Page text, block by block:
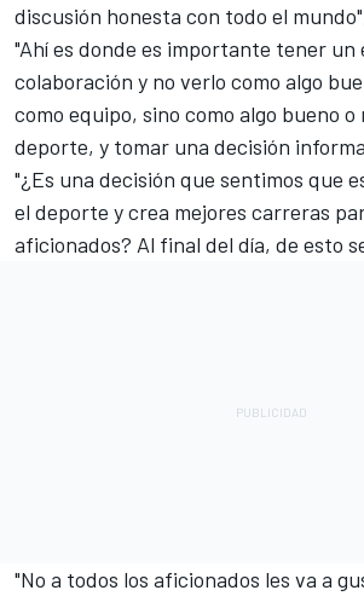
discusión honesta con todo el
"Ahí es donde es importante tener un
colaboración y no verlo como algo
como equipo, sino como algo bueno o
deporte, y tomar una decisión
"¿Es una decisión que sentimos que
el deporte y crea mejores carreras
aficionados? Al final del día, de esto
"No a todos los aficionados les va a